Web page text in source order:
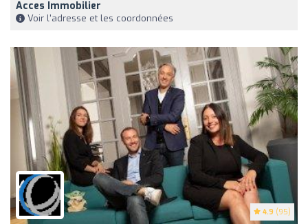
Acces Immobilier
Voir l'adresse et les coordonnées
4.9 (95)